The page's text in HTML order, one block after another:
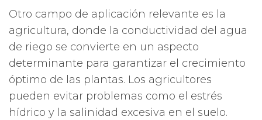
Otro campo de aplicación relevante es la
agricultura, donde la conductividad del agua
de riego se convierte en un aspecto
determinante para garantizar el crecimiento
óptimo de las plantas. Los agricultores
pueden evitar problemas como el estrés
hídrico y la salinidad excesiva en el suelo.